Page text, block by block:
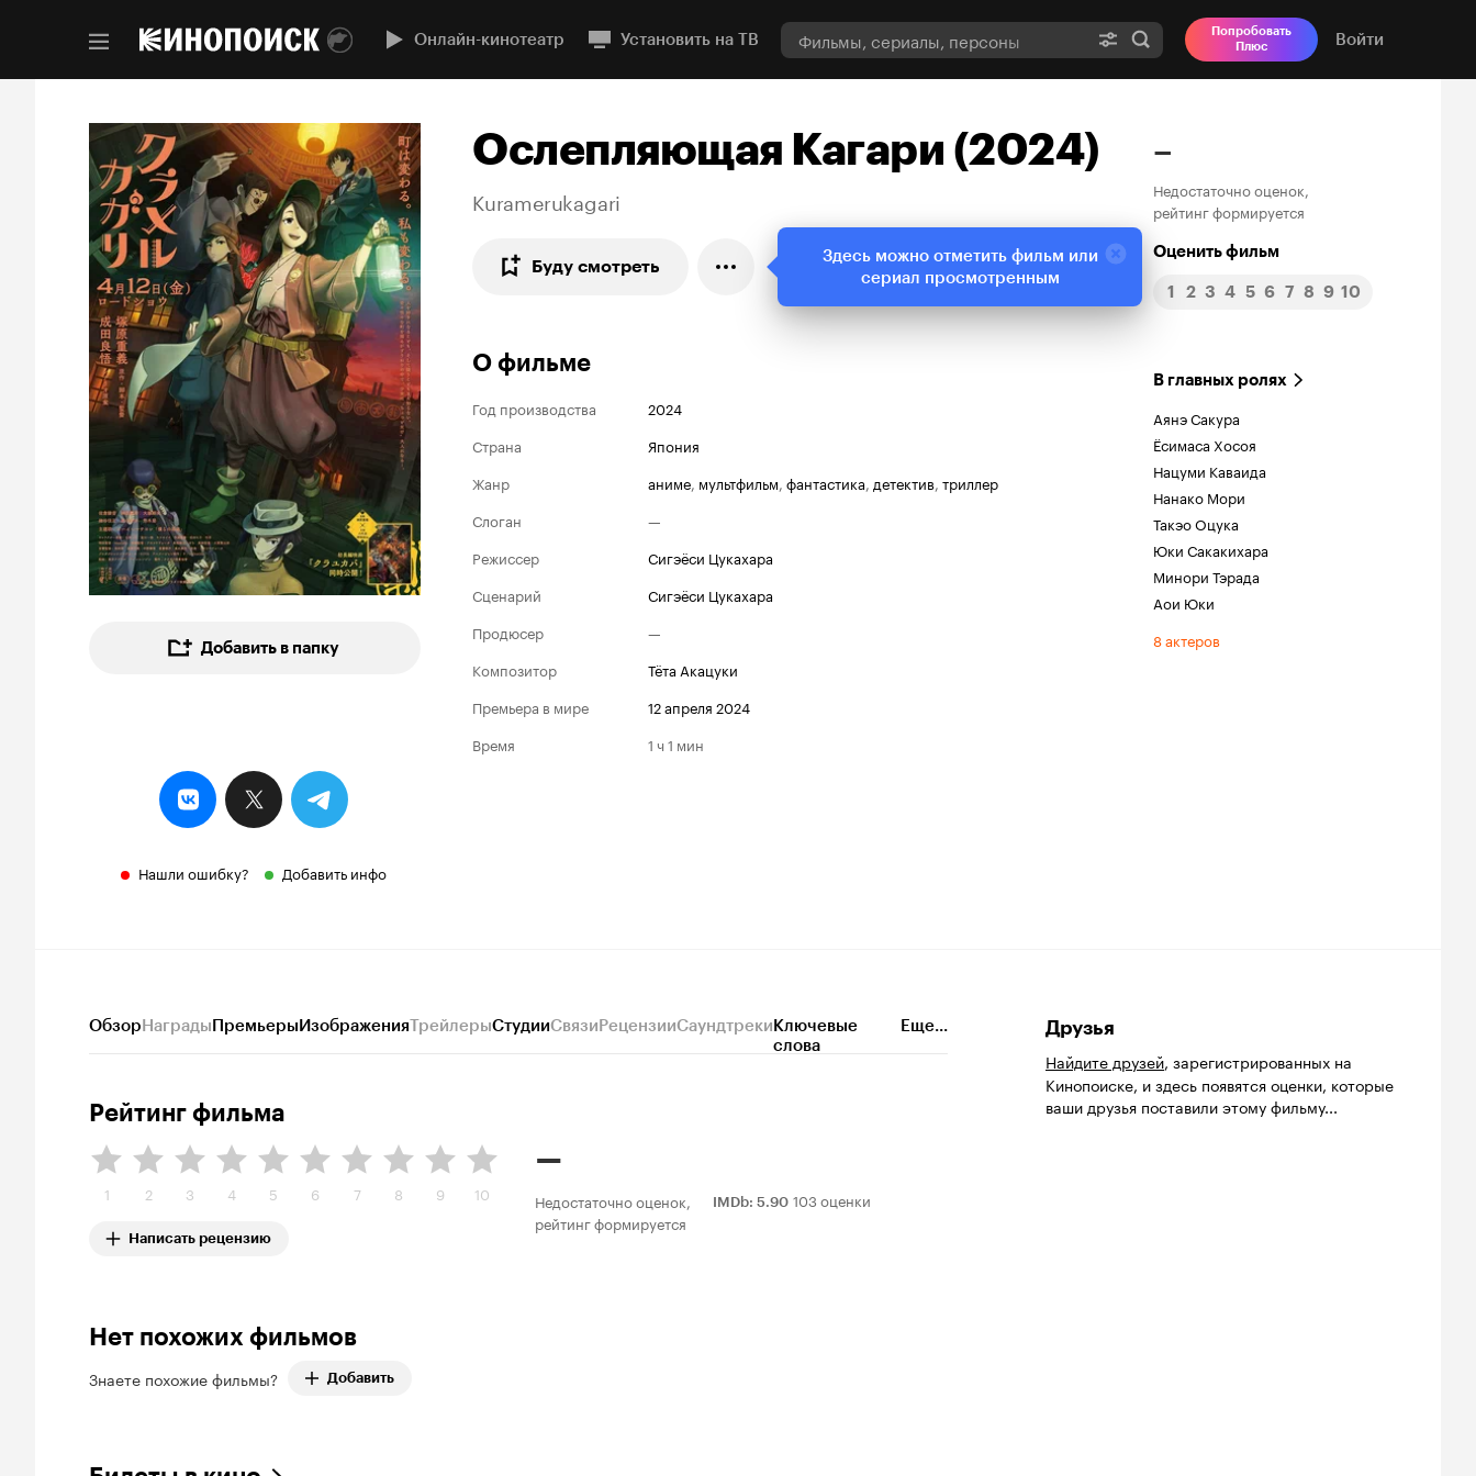
Онлайн-кинотеатр Установить на ТВ
Попробовать
Плюс
Войти
Добавить в папку
Нашли ошибку? Добавить инфо
Ослепляющая Кагари (2024)
Kuramerukagari
Буду смотреть
–
Недостаточно оценок,
рейтинг формируется
Оценить фильм
1 2 3 4 5 6 7 8 9 10
О фильме
Год производства
2024
Страна
Япония
Жанр
аниме, мультфильм, фантастика, детектив, триллер
Слоган
—
Режиссер
Сигэёси Цукахара
Сценарий
Сигэёси Цукахара
Продюсер
—
Композитор
Тёта Акацуки
Премьера в мире
12 апреля 2024
Время
1 ч 1 мин
В главных ролях
Аянэ Сакура
Ёсимаса Хосоя
Нацуми Каваида
Нанако Мори
Такэо Оцука
Юки Сакакихара
Минори Тэрада
Аои Юки
8 актеров
ОбзорНаградыПремьерыИзображенияТрейлерыСтудииСвязиРецензииСаундтрекиКлючевые
слова
Еще...
Рейтинг фильма
1 2 3 4 5 6 7 8 9 10
Написать рецензию
–
Недостаточно оценок,
рейтинг формируется
IMDb: 5.90 103 оценки
Нет похожих фильмов
Знаете похожие фильмы? Добавить
Друзья
Найдите друзей, зарегистрированных на
Кинопоиске, и здесь появятся оценки, которые
ваши друзья поставили этому фильму...
Здесь можно отметить фильм или
сериал просмотренным